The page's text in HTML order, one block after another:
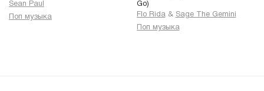
Sean Paul
Поп музыка
Go)
Flo Rida & Sage The Gemini
Поп музыка